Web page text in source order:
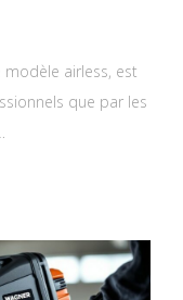
airless, est
que par les